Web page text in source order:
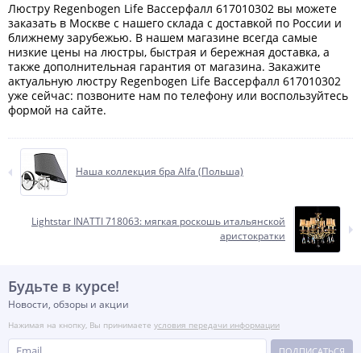
Люстру Regenbogen Life Вассерфалл 617010302 вы можете
заказать в Москве с нашего склада с доставкой по России и
ближнему зарубежью. В нашем магазине всегда самые
низкие цены на люстры, быстрая и бережная доставка, а
также дополнительная гарантия от магазина. Закажите
актуальную люстру Regenbogen Life Вассерфалл 617010302
уже сейчас: позвоните нам по телефону или воспользуйтесь
формой на сайте.
Наша коллекция бра Alfa (Польша)
Lightstar INATTI 718063: мягкая роскошь итальянской
аристократки
Будьте в курсе!
Новости, обзоры и акции
Нажимая на кнопку, Вы принимаете условия передачи информации
ПОДПИСАТЬСЯ